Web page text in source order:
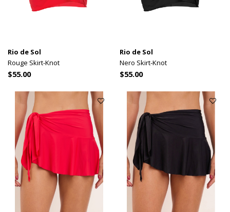
Rio de Sol
Rouge Skirt-Knot
$55.00
Rio de Sol
Nero Skirt-Knot
$55.00